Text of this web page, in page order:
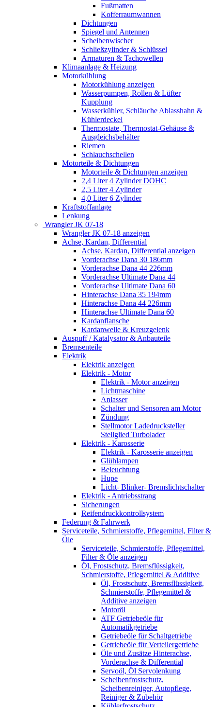
Fußmatten
Kofferraumwannen
Dichtungen
Spiegel und Antennen
Scheibenwischer
Schließzylinder & Schlüssel
Armaturen & Tachowellen
Klimaanlage & Heizung
Motorkühlung
Motorkühlung anzeigen
Wasserpumpen, Rollen & Lüfter
Kupplung
Wasserkühler, Schläuche Ablasshahn &
Kühlerdeckel
Thermostate, Thermostat-Gehäuse &
Ausgleichsbehälter
Riemen
Schlauchschellen
Motorteile & Dichtungen
Motorteile & Dichtungen anzeigen
2,4 Liter 4 Zylinder DOHC
2,5 Liter 4 Zylinder
4,0 Liter 6 Zylinder
Kraftstoffanlage
Lenkung
Wrangler JK 07-18
Wrangler JK 07-18 anzeigen
Achse, Kardan, Differential
Achse, Kardan, Differential anzeigen
Vorderachse Dana 30 186mm
Vorderachse Dana 44 226mm
Vorderachse Ultimate Dana 44
Vorderachse Ultimate Dana 60
Hinterachse Dana 35 194mm
Hinterachse Dana 44 226mm
Hinterachse Ultimate Dana 60
Kardanflansche
Kardanwelle & Kreuzgelenk
Auspuff / Katalysator & Anbauteile
Bremsenteile
Elektrik
Elektrik anzeigen
Elektrik - Motor
Elektrik - Motor anzeigen
Lichtmaschine
Anlasser
Schalter und Sensoren am Motor
Zündung
Stellmotor Ladedrucksteller
Stellglied Turbolader
Elektrik - Karosserie
Elektrik - Karosserie anzeigen
Glühlampen
Beleuchtung
Hupe
Licht- Blinker- Bremslichtschalter
Elektrik - Antriebsstrang
Sicherungen
Reifendruckkontrollsystem
Federung & Fahrwerk
Serviceteile, Schmierstoffe, Pflegemittel, Filter &
Öle
Serviceteile, Schmierstoffe, Pflegemittel,
Filter & Öle anzeigen
Öl, Frostschutz, Bremsflüssigkeit,
Schmierstoffe, Pflegemittel & Additive
Öl, Frostschutz, Bremsflüssigkeit,
Schmierstoffe, Pflegemittel &
Additive anzeigen
Motoröl
ATF Getriebeöle für
Automatikgetriebe
Getriebeöle für Schaltgetriebe
Getriebeöle für Verteilergetriebe
Öle und Zusätze Hinterachse,
Vorderachse & Differential
Servoöl, Öl Servolenkung
Scheibenfrostschutz,
Scheibenreiniger, Autopflege,
Reiniger & Zubehör